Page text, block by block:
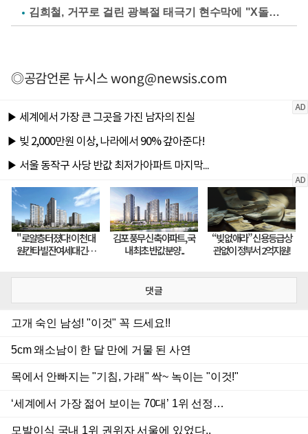
김희철, 거꾸로 걸린 광복절 태극기 현수막에 "X돌았네"
◎공감언론 뉴시스wong@newsis.com
댓글